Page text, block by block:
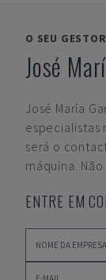
O SEU
José
José María
especialistas
será o
máquina.
ENTRE EM